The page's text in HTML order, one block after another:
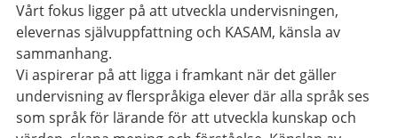
Vårt fokus ligger på att utveckla undervisningen,
elevernas självuppfattning och KASAM, känsla av
sammanhang.
Vi aspirerar på att ligga i framkant när det gäller
undervisning av flerspråkiga elever där alla språk ses
som språk för lärande för att utveckla kunskap och